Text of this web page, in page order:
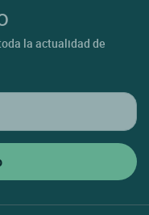
la actualidad de